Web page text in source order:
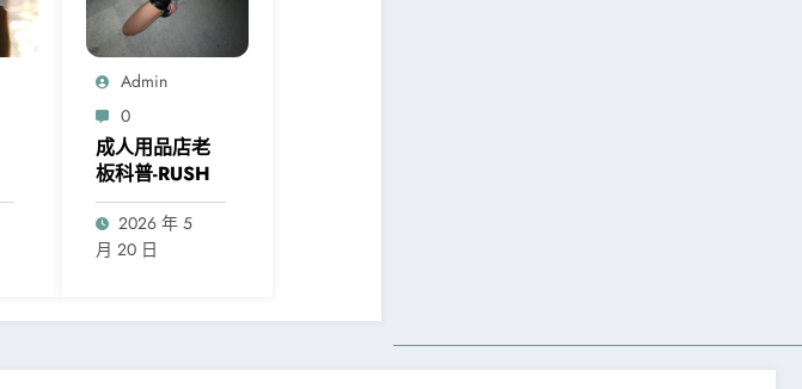
Admin
0
成人用品店老
板科普-RUSH
2026 年 5
月 20 日